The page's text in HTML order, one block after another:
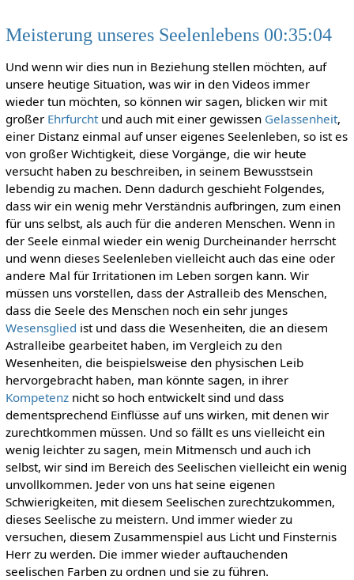
Meisterung unseres Seelenlebens 00:35:04
Und wenn wir dies nun in Beziehung stellen möchten, auf
unsere heutige Situation, was wir in den Videos immer
wieder tun möchten, so können wir sagen, blicken wir mit
großer Ehrfurchtund auch mit einer gewissen Gelassenheit,
einer Distanz einmal auf unser eigenes Seelenleben, so ist es
von großer Wichtigkeit, diese Vorgänge, die wir heute
versucht haben zu beschreiben, in seinem Bewusstsein
lebendig zu machen. Denn dadurch geschieht Folgendes,
dass wir ein wenig mehr Verständnis aufbringen, zum einen
für uns selbst, als auch für die anderen Menschen. Wenn in
der Seele einmal wieder ein wenig Durcheinander herrscht
und wenn dieses Seelenleben vielleicht auch das eine oder
andere Mal für Irritationen im Leben sorgen kann. Wir
müssen uns vorstellen, dass der Astralleib des Menschen,
dass die Seele des Menschen noch ein sehr junges
Wesensglied ist und dass die Wesenheiten, die an diesem
Astralleibe gearbeitet haben, im Vergleich zu den
Wesenheiten, die beispielsweise den physischen Leib
hervorgebracht haben, man könnte sagen, in ihrer
Kompetenznicht so hoch entwickelt sind und dass
dementsprechend Einflüsse auf uns wirken, mit denen wir
zurechtkommen müssen. Und so fällt es uns vielleicht ein
wenig leichter zu sagen, mein Mitmensch und auch ich
selbst, wir sind im Bereich des Seelischen vielleicht ein wenig
unvollkommen. Jeder von uns hat seine eigenen
Schwierigkeiten, mit diesem Seelischen zurechtzukommen,
dieses Seelische zu meistern. Und immer wieder zu
versuchen, diesem Zusammenspiel aus Licht und Finsternis
Herr zu werden. Die immer wieder auftauchenden
seelischen Farben zu ordnen und sie zu führen.